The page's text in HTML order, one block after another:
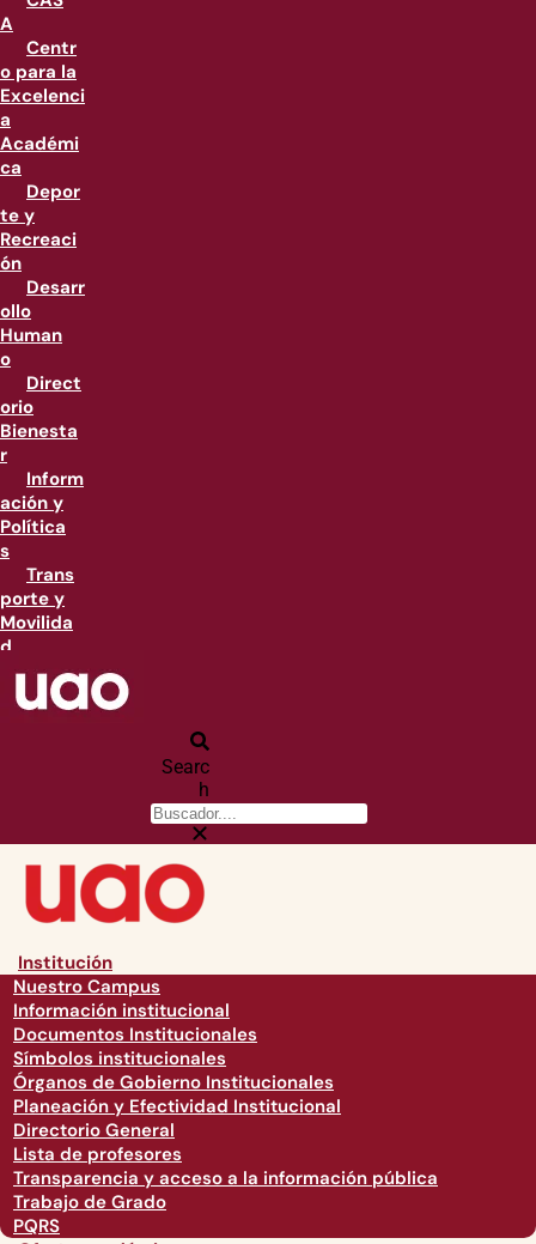
A
Centr
o para la
Excelenci
a
Académi
ca
Depor
te y
Recreaci
ón
Desarr
ollo
Human
o
Direct
orio
Bienesta
r
Inform
ación y
Política
s
Trans
porte y
Movilida
d
Searc
h
Institución
Nuestro Campus
Información institucional
Documentos Institucionales
Símbolos institucionales
Órganos de Gobierno Institucionales
Planeación y Efectividad Institucional
Directorio General
Lista de profesores
Transparencia y acceso a la información pública
Trabajo de Grado
PQRS